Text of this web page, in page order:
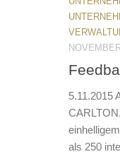
5.11.2015
als 250